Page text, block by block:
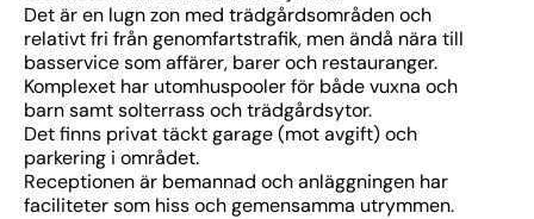
Det är en lugn zon med trädgårdsområden och
relativt fri från genomfartstrafik, men ändå nära till
basservice som affärer, barer och restauranger.
Komplexet har utomhuspooler för både vuxna och
barn samt solterrass och trädgårdsytor.
Det finns privat täckt garage (mot avgift) och
parkering i området.
Receptionen är bemannad och anläggningen har
faciliteter som hiss och gemensamma utrymmen.